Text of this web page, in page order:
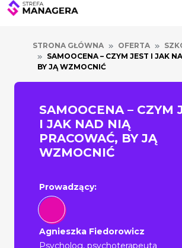
STRONA GŁÓWNA OFERTA
SAMOOCENA – CZYM JEST I JAK
BY JĄ WZMOCNIĆ
SAMOOCENA – CZYM
I JAK NAD NIĄ
PRACOWAĆ, BY JĄ
WZMOCNIĆ
Prowadzący:
Agnieszka Fiedorowicz
Psycholog, psychoterapeuta